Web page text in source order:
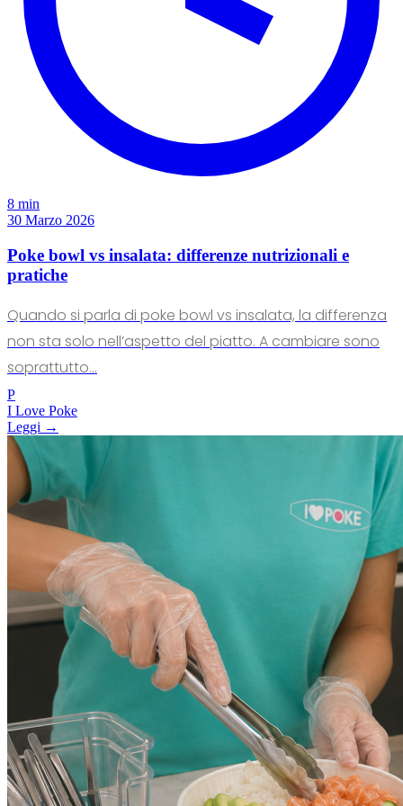
8 min
30 Marzo 2026
Poke bowl vs insalata: differenze nutrizionali e
pratiche
Quando si parla di poke bowl vs insalata, la differenza
non sta solo nell’aspetto del piatto. A cambiare sono
soprattutto...
P
I Love Poke
Leggi →